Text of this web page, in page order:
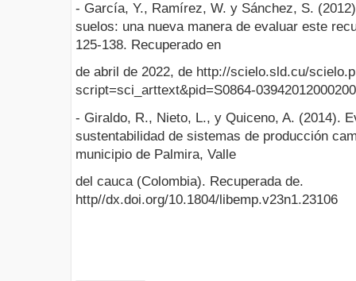
- García, Y., Ramírez, W. y Sánchez, S.
suelos: una nueva manera de evaluar este
125-138. Recuperado en
de abril de 2022, de http://scielo.sld.cu/
script=sci_arttext&pid=S0864-
- Giraldo, R., Nieto, L., y Quiceno, A. (2014).
sustentabilidad de sistemas de producción
municipio de Palmira, Valle
del cauca (Colombia). Recuperada de.
http//dx.doi.org/10.1804/libemp.v23n1.23106